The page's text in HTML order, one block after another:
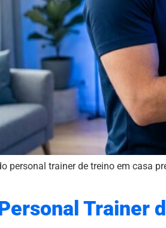
personal trainer de treino em casa
Trainer